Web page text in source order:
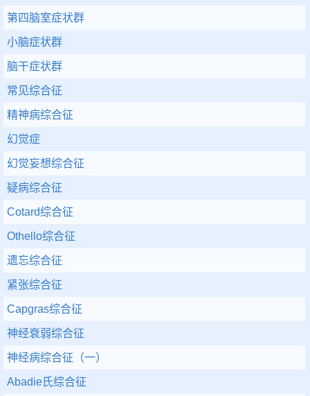
第四脑室症状群
小脑症状群
脑干症状群
常见综合征
精神病综合征
幻觉症
幻觉妄想综合征
疑病综合征
Cotard综合征
Othello综合征
遗忘综合征
紧张综合征
Capgras综合征
神经衰弱综合征
神经病综合征（一）
Abadie氏综合征